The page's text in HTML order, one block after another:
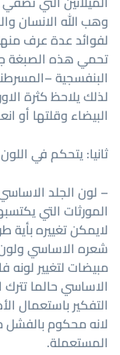
وهب الله الانسان
لفوائد عدة عرف
تحمي هذه الصبغة
البنفسجية
لذلك يلاحظ كثرة
البيضاء وقلتها أو
ثانيا: يتحكم في
– لون الجلد
المورثات التي
لايمكن تغييره
شعره الاساسي
مبيضات لتغيير لونه
الاساسي حالما
التفكير باستعمال
لانه محكوم بالفشل
المستعملة.